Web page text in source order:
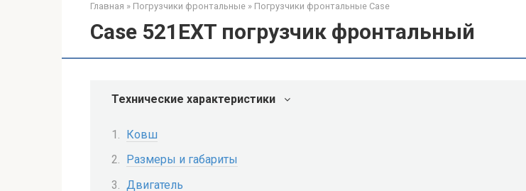
Главная » Погрузчики фронтальные » Погрузчики фронтальные Case
Case 521EXT погрузчик фронтальный
Технические характеристики
Ковш
Размеры и габариты
Двигатель